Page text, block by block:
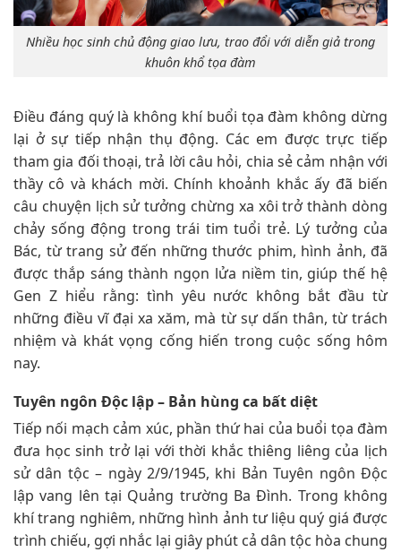
Nhiều học sinh chủ động giao lưu, trao đổi với diễn giả trong
khuôn khổ tọa đàm
Điều đáng quý là không khí buổi tọa đàm không dừng
lại ở sự tiếp nhận thụ động. Các em được trực tiếp
tham gia đối thoại, trả lời câu hỏi, chia sẻ cảm nhận với
thầy cô và khách mời. Chính khoảnh khắc ấy đã biến
câu chuyện lịch sử tưởng chừng xa xôi trở thành dòng
chảy sống động trong trái tim tuổi trẻ. Lý tưởng của
Bác, từ trang sử đến những thước phim, hình ảnh, đã
được thắp sáng thành ngọn lửa niềm tin, giúp thế hệ
Gen Z hiểu rằng: tình yêu nước không bắt đầu từ
những điều vĩ đại xa xăm, mà từ sự dấn thân, từ trách
nhiệm và khát vọng cống hiến trong cuộc sống hôm
nay.
Tuyên ngôn Độc lập – Bản hùng ca bất diệt
Tiếp nối mạch cảm xúc, phần thứ hai của buổi tọa đàm
đưa học sinh trở lại với thời khắc thiêng liêng của lịch
sử dân tộc – ngày 2/9/1945, khi Bản Tuyên ngôn Độc
lập vang lên tại Quảng trường Ba Đình. Trong không
khí trang nghiêm, những hình ảnh tư liệu quý giá được
trình chiếu, gợi nhắc lại giây phút cả dân tộc hòa chung